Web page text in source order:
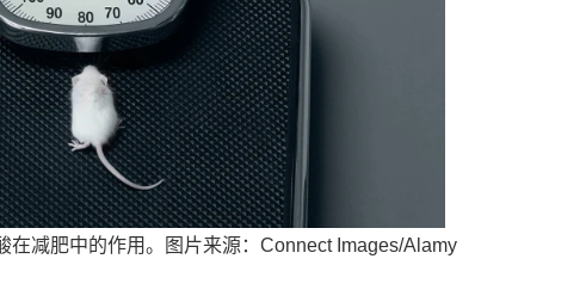
在减肥中的作用。图片来源：Connect Images/Alamy